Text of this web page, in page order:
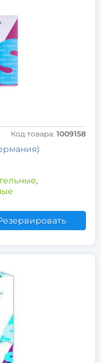
Код товара: 1009158
,